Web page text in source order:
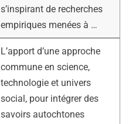
s’inspirant de recherches
empiriques menées à …
L’apport d’une approche
commune en science,
technologie et univers
social, pour intégrer des
savoirs autochtones